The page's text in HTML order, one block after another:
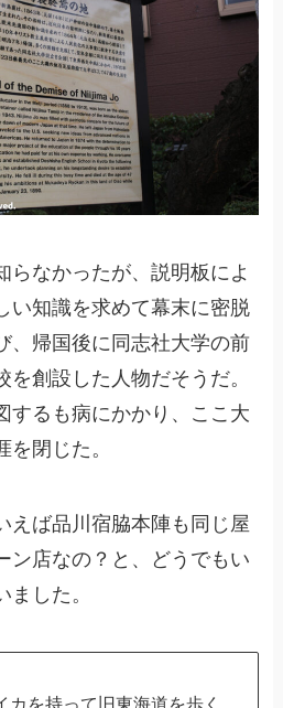
らなかったが、説明板によ
い知識を求めて幕末に密脱
、帰国後に同志社大学の前
創設した人物だそうだ。
するも病にかかり、ここ大
閉じた。
えば品川宿脇本陣も同じ屋
ン店なの？と、どうでもい
した。
カを持って旧東海道を歩く